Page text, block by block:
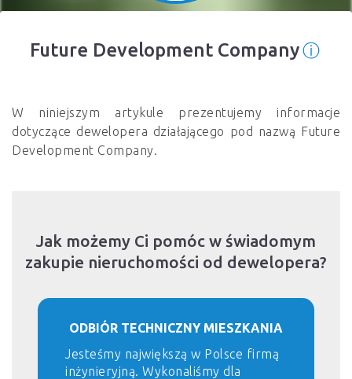
Future Development Companyⓘ
W niniejszym artykule prezentujemy informacje
dotyczące dewelopera działającego pod nazwą Future
Development Company.
Jak możemy Ci pomóc w świadomym
zakupie nieruchomości od dewelopera?
ODBIÓR TECHNICZNY MIESZKANIA
Jesteśmy największą w Polsce firmą
inżynieryjną. Wykonaliśmy dla